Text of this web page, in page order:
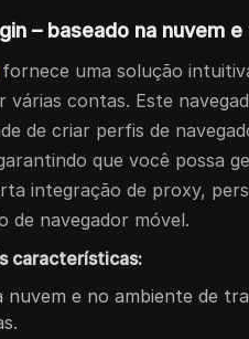
– baseado na nuvem
fornece uma solução
várias contas. Este
de criar perfis de
que você possa
integração de proxy,
de navegador móvel.
características:
nuvem e no ambiente de